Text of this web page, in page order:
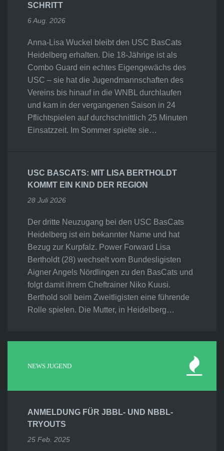
SCHRITT
6 Aug. 2026
Anna-Lisa Wuckel bleibt den USC BasCats
Heidelberg erhalten. Die 18-Jährige ist als
Combo Guard ein echtes Eigengewächs des
USC – sie hat die Jugendmannschaften des
Vereins bis hinauf in die WNBL durchlaufen
und kam in der vergangenen Saison in 24
Pflichtspielen auf durchschnittlich 25 Minuten
Einsatzzeit. Im Sommer spielte sie…
USC BASCATS: MIT LISA BERTHOLDT
KOMMT EIN KIND DER REGION
28 Juli 2026
Der dritte Neuzugang bei den USC BasCats
Heidelberg ist ein bekannter Name und hat
Bezug zur Kurpfalz. Power Forward Lisa
Bertholdt (28) wechselt vom Bundesligisten
Aigner Angels Nördlingen zu den BasCats und
folgt damit ihrem Cheftrainer Niko Kuusi.
Berthold soll beim Zweitligisten eine führende
Rolle spielen. Die Mutter, in Heidelberg…
NEWS JUGEND
ANMELDUNG FÜR JBBL- UND NBBL-
TRYOUTS
25 Feb. 2025